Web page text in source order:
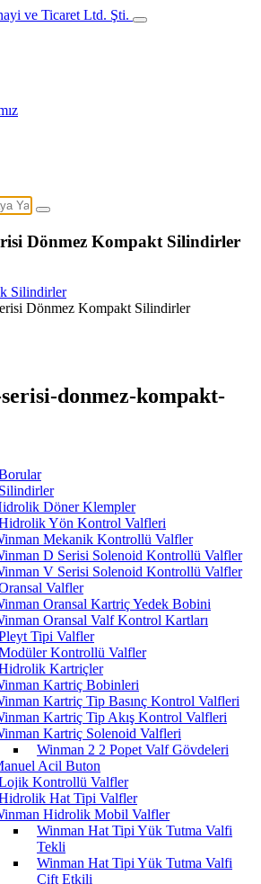
Dönmez Kompakt Silindirler
Silindirler
Dönmez Kompakt Silindirler
donmez-kompakt-
Döner Klempler
Yön Kontrol Valfleri
Mekanik Kontrollü Valfler
D Serisi Solenoid Kontrollü Valfler
V Serisi Solenoid Kontrollü Valfler
Valfler
Oransal Kartriç Yedek Bobini
Oransal Valf Kontrol Kartları
Tipi Valfler
Kontrollü Valfler
Kartriçler
Kartriç Bobinleri
Kartriç Tip Basınç Kontrol Valfleri
Kartriç Tip Akış Kontrol Valfleri
Kartriç Solenoid Valfleri
Winman 2 2 Popet Valf Gövdeleri
Acil Buton
Kontrollü Valfler
Hat Tipi Valfler
Hidrolik Mobil Valfler
Winman Hat Tipi Yük Tutma Valfi
Tekli
Winman Hat Tipi Yük Tutma Valfi
Çift Etkili